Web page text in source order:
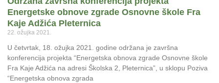
Energetske obnove zgrade Osnovne škole Fra
Kaje Adžića Pleternica
22. ožujka 2021.
U četvrtak, 18. ožujka 2021. godine održana je završna
konferencija projekta “Energetska obnova zgrade Osnovne škole
Fra Kaje Adžića na adresi Školska 2, Pleternica”, u sklopu Poziva
“Energetska obnova zgrada